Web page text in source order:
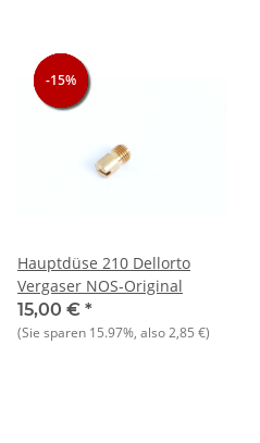
-15%
-15%
-15%
Hauptdüse 210 Dellorto
Vergaser NOS-Original
15,00 € *
(Sie sparen 15.97%, also2,85 €)